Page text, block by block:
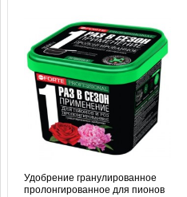
Удобрение гранулированное
пролонгированное для пионов